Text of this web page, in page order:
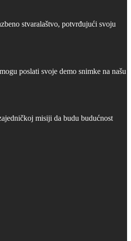
stvaralaštvo, potvrđujući svoju
poslati svoje demo snimke na našu
misiji da budu budućnost